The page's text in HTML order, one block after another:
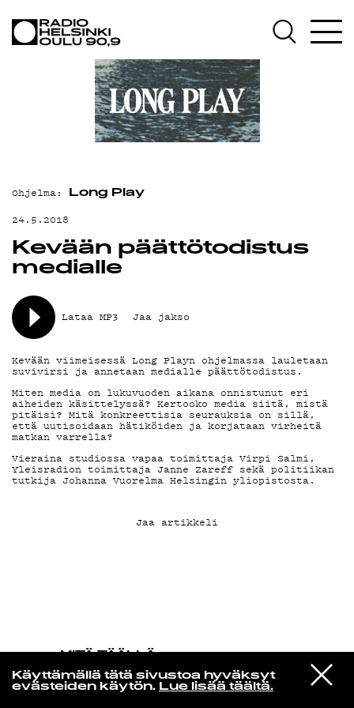
Käyttämällä tätä sivustoa hyväksyt
evästeiden käytön. Lue lisää täältä.
VIESTI
STUDIOON
MITÄ TÄÄLLÄ
Lil Yachty
WE SAW THE SUN!
AJANKOHTAISTA
OHJELMAT
TEKIJÄT
ON-DEMAND
MAINOSTA
YHTEYSTIEDOT
G LIVELAB
YSTÄVÄKLUBI
TIETOSUOJA
Ohjelma: Long Play
24.5.2018
Kevään päättötodistus
medialle
Lataa MP3 Jaa jakso
Kevään viimeisessä Long Playn ohjelmassa lauletaan
suvivirsi ja annetaan medialle päättötodistus.
Miten media on lukuvuoden aikana onnistunut eri
aiheiden käsittelyssä? Kertooko media siitä, mistä
pitäisi? Mitä konkreettisia seurauksia on sillä,
että uutisoidaan hätiköiden ja korjataan virheitä
matkan varrella?
Vieraina studiossa vapaa toimittaja Virpi Salmi,
Yleisradion toimittaja Janne Zareff sekä politiikan
tutkija Johanna Vuorelma Helsingin yliopistosta.
Jaa artikkeli